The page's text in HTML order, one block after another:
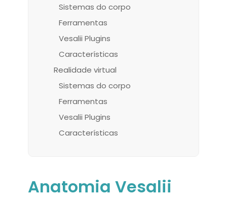
Sistemas do corpo
Ferramentas
Vesalii Plugins
Características
Realidade virtual
Sistemas do corpo
Ferramentas
Vesalii Plugins
Características
Anatomia Vesalii